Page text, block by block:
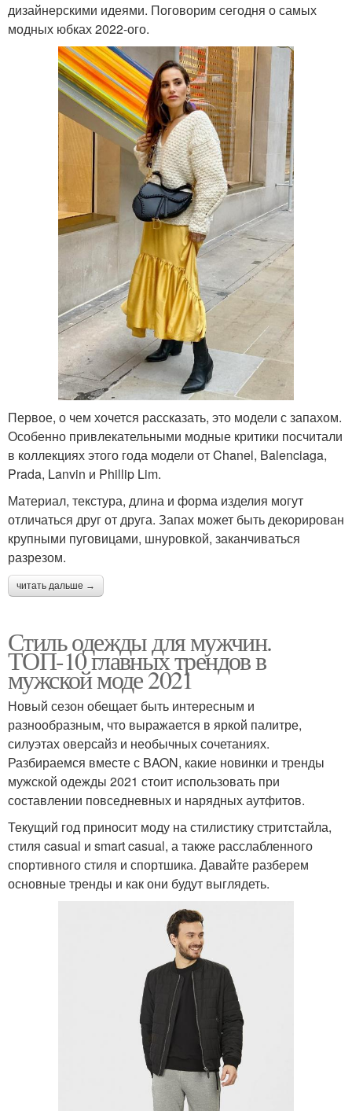
дизайнерскими идеями. Поговорим сегодня о самых
модных юбках 2022-ого.
Первое, о чем хочется рассказать, это модели с запахом.
Особенно привлекательными модные критики посчитали
в коллекциях этого года модели от Chanel, Balenciaga,
Prada, Lanvin и Phillip Lim.
Материал, текстура, длина и форма изделия могут
отличаться друг от друга. Запах может быть декорирован
крупными пуговицами, шнуровкой, заканчиваться
разрезом.
читать дальше →
Стиль одежды для мужчин.
ТОП-10 главных трендов в
мужской моде 2021
Новый сезон обещает быть интересным и
разнообразным, что выражается в яркой палитре,
силуэтах оверсайз и необычных сочетаниях.
Разбираемся вместе с BAON, какие новинки и тренды
мужской одежды 2021 стоит использовать при
составлении повседневных и нарядных аутфитов.
Текущий год приносит моду на стилистику стритстайла,
стиля casual и smart casual, а также расслабленного
спортивного стиля и спортшика. Давайте разберем
основные тренды и как они будут выглядеть.